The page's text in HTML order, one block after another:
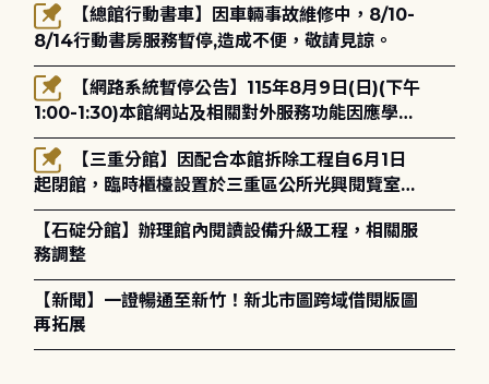
8/14行動書房服務暫停,造成不便，敬請見諒。
1:00-1:30)本館網站及相關對外服務功能因應學術
網路升級更新將暫停服務。
起閉館，臨時櫃檯設置於三重區公所光興閱覽室，
造成不便，敬請見諒。
【石碇分館】辦理館內閱讀設備升級工程，相關服
務調整
【新聞】一證暢通至新竹！新北市圖跨域借閱版圖
再拓展